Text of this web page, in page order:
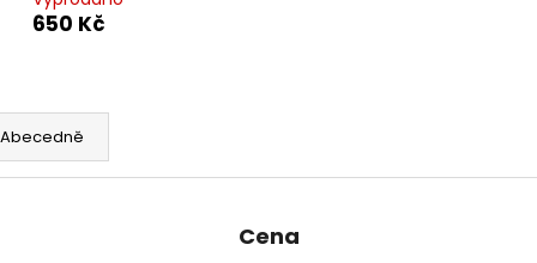
650 Kč
Abecedně
Cena
650 Kč